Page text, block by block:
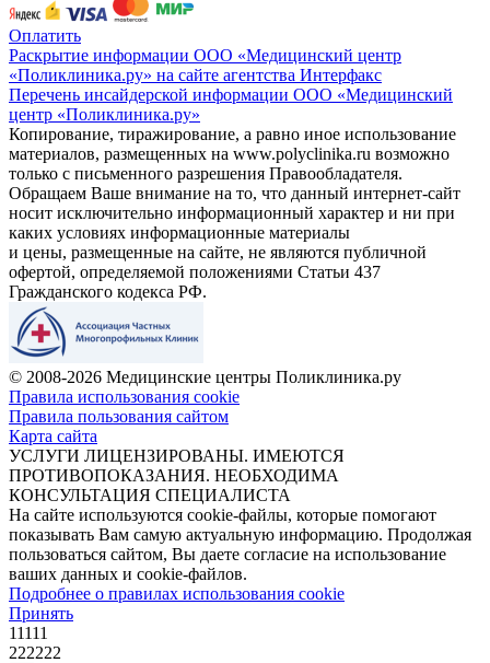
Оплатить
Раскрытие информации ООО «Медицинский центр
«Поликлиника.ру» на сайте агентства Интерфакс
Перечень инсайдерской информации ООО «Медицинский
центр «Поликлиника.ру»
Копирование, тиражирование, а равно иное использование
материалов, размещенных на www.polyclinika.ru возможно
только с письменного разрешения Правообладателя.
Обращаем Ваше внимание на то, что данный интернет-сайт
носит исключительно информационный характер и ни при
каких условиях информационные материалы
и цены, размещенные на сайте, не являются публичной
офертой, определяемой положениями Статьи 437
Гражданского кодекса РФ.
© 2008-2026 Медицинские центры Поликлиника.ру
Правила использования cookie
Правила пользования сайтом
Карта сайта
УСЛУГИ ЛИЦЕНЗИРОВАНЫ. ИМЕЮТСЯ
ПРОТИВОПОКАЗАНИЯ. НЕОБХОДИМА
КОНСУЛЬТАЦИЯ СПЕЦИАЛИСТА
На сайте используются cookie-файлы, которые помогают
показывать Вам самую актуальную информацию. Продолжая
пользоваться сайтом, Вы даете согласие на использование
ваших данных и cookie-файлов.
Подробнее о правилах использования cookie
Принять
11111
222222